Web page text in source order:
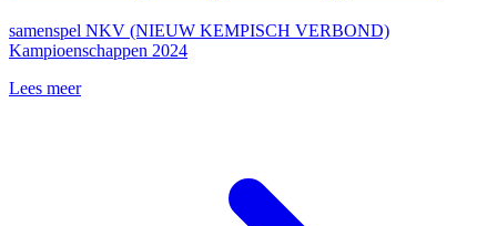
samenspel NKV (NIEUW KEMPISCH VERBOND)
Kampioenschappen 2024
Lees meer